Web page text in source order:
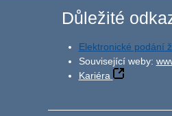
Důležité
Elektronické podání
Související weby:
Kariéra